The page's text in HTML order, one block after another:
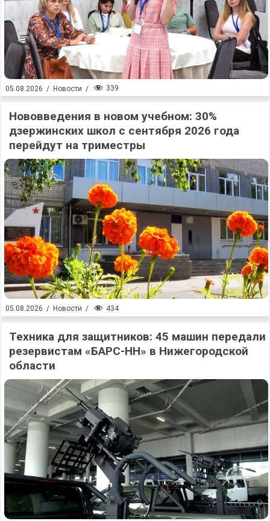
05.08.2026 / Новости / 339
Нововведения в новом учебном: 30%
дзержинских школ с сентября 2026 года
перейдут на триместры
05.08.2026 / Новости / 434
Техника для защитников: 45 машин передали
резервистам «БАРС-НН» в Нижегородской
области